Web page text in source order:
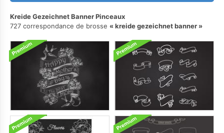
Kreide Gezeichnet Banner Pinceaux
727 correspondance de brosse
kreide gezeichnet banner